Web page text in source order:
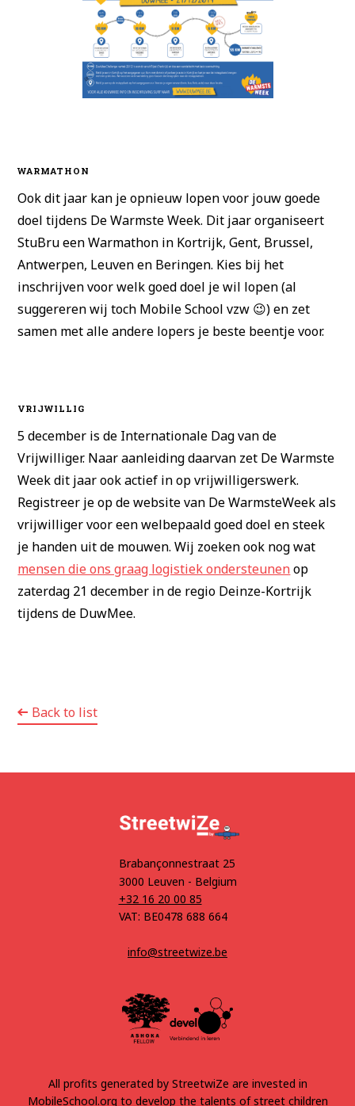
WARMATHON
Ook dit jaar kan je opnieuw lopen voor jouw goede
doel tijdens De Warmste Week. Dit jaar organiseert
StuBru een Warmathon in Kortrijk, Gent, Brussel,
Antwerpen, Leuven en Beringen. Kies bij het
inschrijven voor welk goed doel je wil lopen (al
suggereren wij toch Mobile School vzw 😉) en zet
samen met alle andere lopers je beste beentje voor.
VRIJWILLIG
5 december is de Internationale Dag van de
Vrijwilliger. Naar aanleiding daarvan zet De Warmste
Week dit jaar ook actief in op vrijwilligerswerk.
Registreer je op de website van De WarmsteWeek als
vrijwilliger voor een welbepaald goed doel en steek
je handen uit de mouwen. Wij zoeken ook nog wat
mensen die ons graag logistiek ondersteunenop
zaterdag 21 december in de regio Deinze-Kortrijk
tijdens de DuwMee.
Back to list
Brabançonnestraat 25
3000 Leuven - Belgium
+32 16 20 00 85
VAT: BE0478 688 664
info@streetwize.be
All profits generated by StreetwiZe are invested in
MobileSchool.org to develop the talents of street children